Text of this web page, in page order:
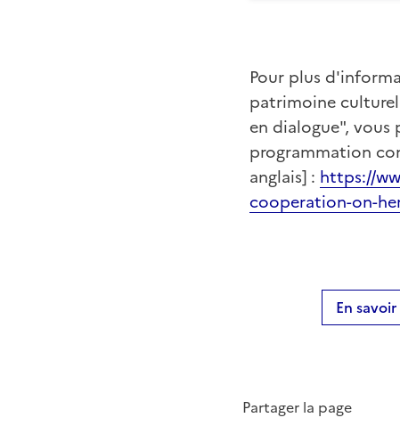
Pour plus
patrimoine
en dialogue",
programmation
anglais] : https://
cooperation-on-
En
Partager la page